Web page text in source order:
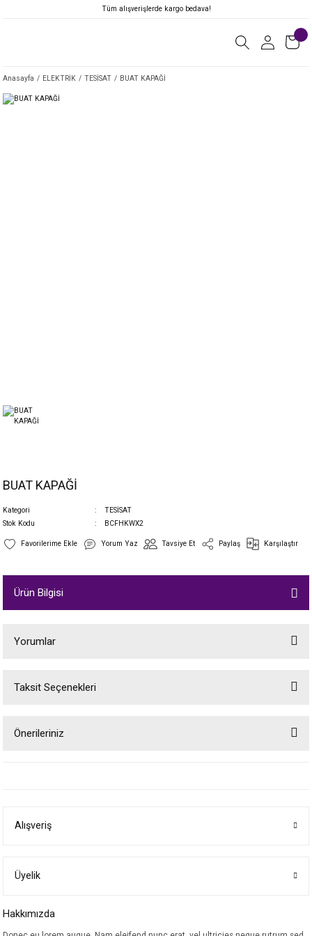
Tüm alışverişlerde kargo bedava!
Anasayfa ELEKTRİK TESİSAT BUAT KAPAĞİ
BUAT KAPAĞİ
Kategori
TESİSAT
Stok Kodu
BCFHKWX2
Yorum Yaz Tavsiye Et Paylaş Karşılaştır
Ürün Bilgisi
Yorumlar
Taksit Seçenekleri
Önerileriniz
Ürün bilgilerinde hatalar bulunuyor.
Bu ürüne benzer farklı alternatifler olmalı.
Alışveriş
Üyelik
Hakkımızda